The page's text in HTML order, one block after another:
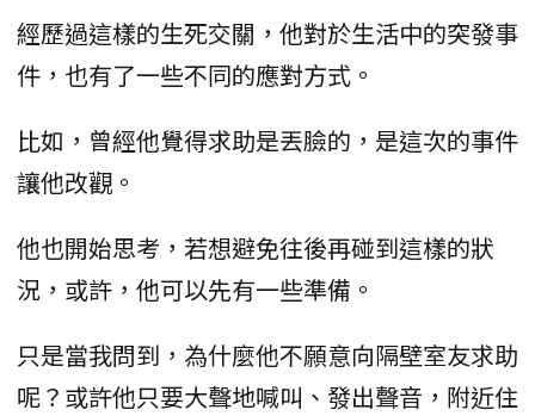
經歷過這樣的生死交關，他對於生活中的突發事
件，也有了一些不同的應對方式。
比如，曾經他覺得求助是丟臉的，是這次的事件
讓他改觀。
他也開始思考，若想避免往後再碰到這樣的狀
況，或許，他可以先有一些準備。
只是當我問到，為什麼他不願意向隔壁室友求助
呢？或許他只要大聲地喊叫、發出聲音，附近住